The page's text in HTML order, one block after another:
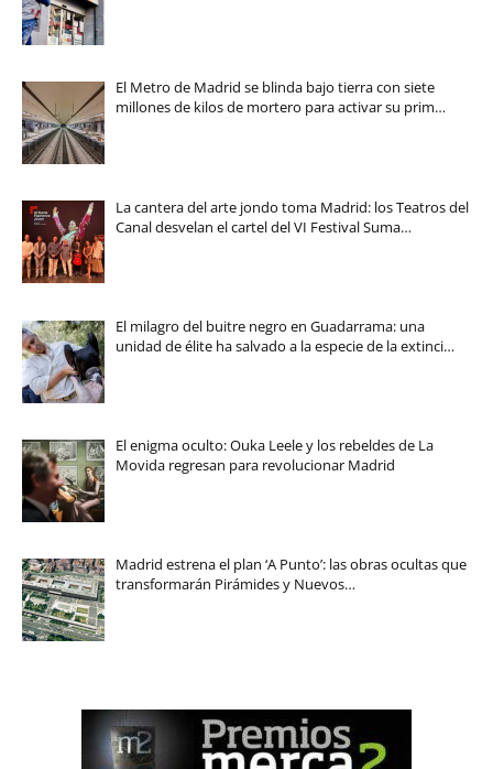
El Metro de Madrid se blinda bajo tierra con siete
millones de kilos de mortero para activar su prim…
La cantera del arte jondo toma Madrid: los Teatros del
Canal desvelan el cartel del VI Festival Suma…
El milagro del buitre negro en Guadarrama: una
unidad de élite ha salvado a la especie de la extinci…
El enigma oculto: Ouka Leele y los rebeldes de La
Movida regresan para revolucionar Madrid
Madrid estrena el plan ‘A Punto’: las obras ocultas que
transformarán Pirámides y Nuevos…